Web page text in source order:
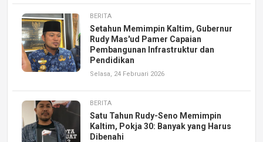
BERITA
Setahun Memimpin Kaltim, Gubernur
Rudy Mas'ud Pamer Capaian
Pembangunan Infrastruktur dan
Pendidikan
Selasa, 24 Februari 2026
BERITA
Satu Tahun Rudy-Seno Memimpin
Kaltim, Pokja 30: Banyak yang Harus
Dibenahi